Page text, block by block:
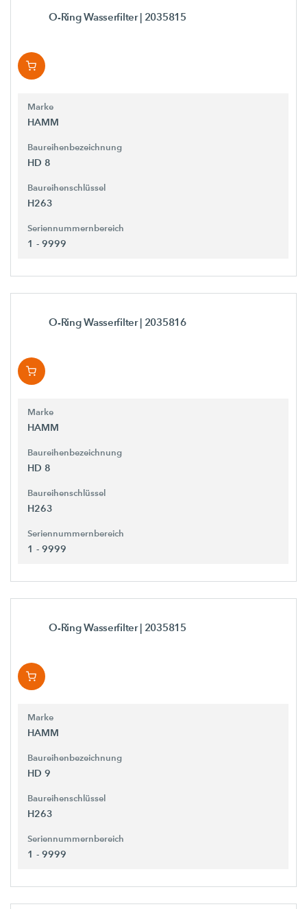
O-Ring Wasserfilter| 2035815
Marke
HAMM
Baureihenbezeichnung
HD 8
Baureihenschlüssel
H263
Seriennummernbereich
1 - 9999
O-Ring Wasserfilter| 2035816
Marke
HAMM
Baureihenbezeichnung
HD 8
Baureihenschlüssel
H263
Seriennummernbereich
1 - 9999
O-Ring Wasserfilter| 2035815
Marke
HAMM
Baureihenbezeichnung
HD 9
Baureihenschlüssel
H263
Seriennummernbereich
1 - 9999